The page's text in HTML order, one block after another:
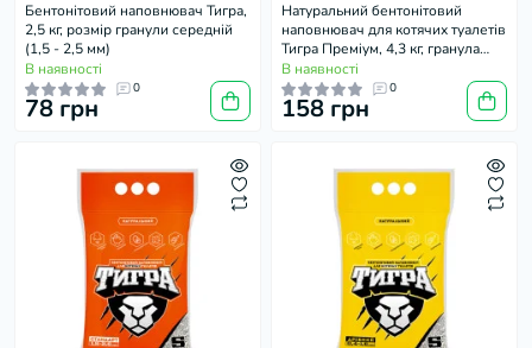
Бентонітовий наповнювач Тигра,
2,5 кг, розмір гранули середній
(1,5 - 2,5 мм)
В наявності
0
78 грн
Натуральний бентонітовий
наповнювач для котячих туалетів
Тигра Преміум, 4,3 кг, гранула
стандарт 1,5-3,5 мм, чорний
В наявності
0
158 грн